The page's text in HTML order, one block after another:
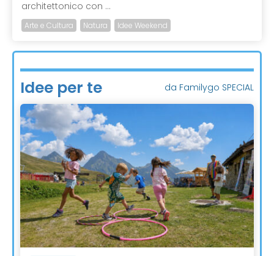
architettonico con ...
Arte e Cultura Natura Idee Weekend
Idee per te da Familygo SPECIAL